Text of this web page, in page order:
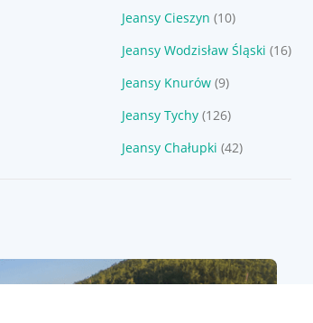
Jeansy Cieszyn (10)
Jeansy Wodzisław Śląski (16)
Jeansy Knurów (9)
Jeansy Tychy (126)
Jeansy Chałupki (42)